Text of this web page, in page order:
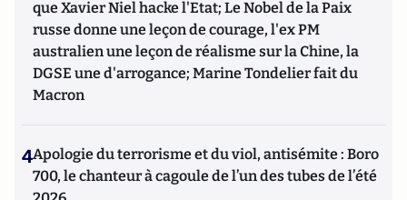
que Xavier Niel hacke l'Etat; Le Nobel de la Paix
russe donne une leçon de courage, l'ex PM
australien une leçon de réalisme sur la Chine, la
DGSE une d'arrogance; Marine Tondelier fait du
Macron
4Apologie du terrorisme et du viol, antisémite : Boro
700, le chanteur à cagoule de l’un des tubes de l’été